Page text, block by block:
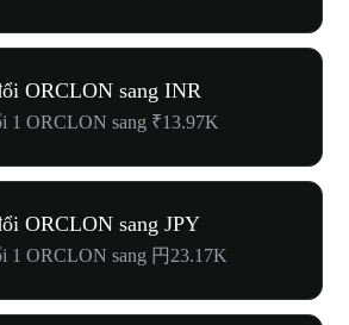
ORCLON sang INR
1 ORCLON sang ₹13.97K
ORCLON sang JPY
1 ORCLON sang 円23.17K